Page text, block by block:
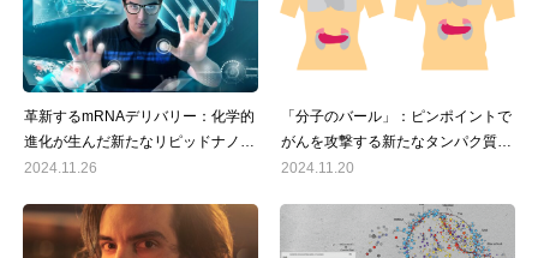
革新するmRNAデリバリー：化学的
進化が生んだ新たなリピッドナノ粒
子の可能性
2024.11.26
「分子のバール」：ピンポイントで
がんを攻撃する新たなタンパク質分
解技術
2024.11.20